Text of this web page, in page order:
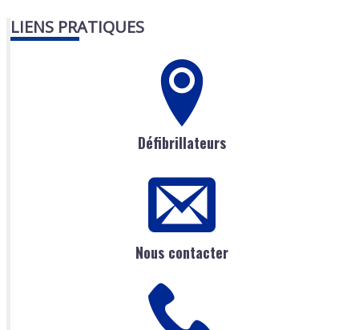
LIENS PRATIQUES
Défibrillateurs
Nous contacter